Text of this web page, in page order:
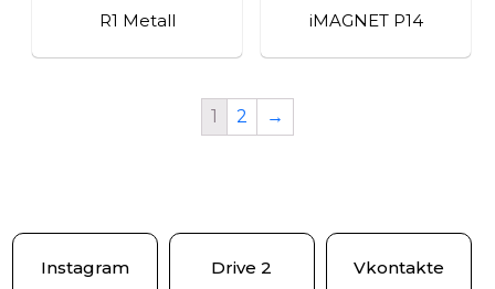
R1 Metall iMAGNET P14
1 2 →
Instagram Drive 2 Vkontakte